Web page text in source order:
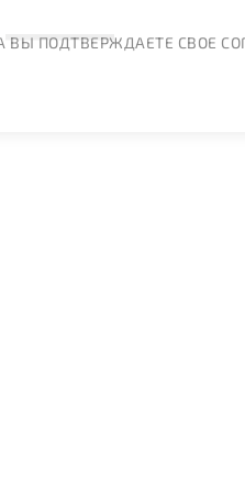
ПОДТВЕРЖДАЕТЕ СВОЕ